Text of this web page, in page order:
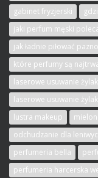
gabinet fryzjerski
jaki perfum męski
jak ładnie piłować
które perfumy są
laserowe usuwanie
laserowe usuwanie
lustra makeup
odchudzanie dla
perfumeria bella
perfumeria harcerska